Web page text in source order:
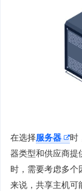
在选择服务器
时
器类型和供应商提
时，需要考虑多
来说，共享主机可